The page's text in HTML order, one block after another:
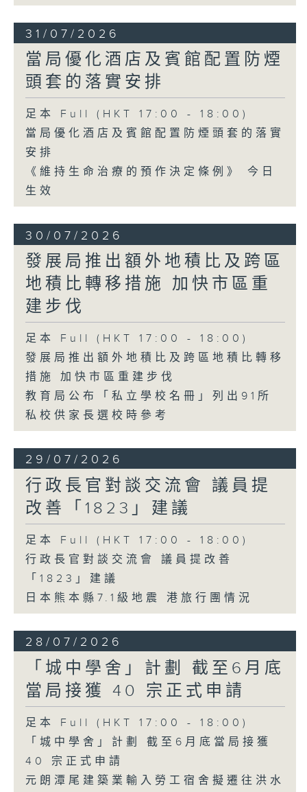
31/07/2026
當局優化酒店及賓館配置防煙
頭套的落實安排
足本 Full (HKT 17:00 - 18:00)
當局優化酒店及賓館配置防煙頭套的落實
安排
《維持生命治療的預作決定條例》 今日
生效
30/07/2026
發展局推出額外地積比及跨區
地積比轉移措施 加快市區重
建步伐
足本 Full (HKT 17:00 - 18:00)
發展局推出額外地積比及跨區地積比轉移
措施 加快市區重建步伐
教育局公布「私立學校名冊」列出91所
私校供家長選校時參考
29/07/2026
行政長官對談交流會 議員提
改善「1823」建議
足本 Full (HKT 17:00 - 18:00)
行政長官對談交流會 議員提改善
「1823」建議
日本熊本縣7.1級地震 港旅行團情況
28/07/2026
「城中學舍」計劃 截至6月底
當局接獲 40 宗正式申請
足本 Full (HKT 17:00 - 18:00)
「城中學舍」計劃 截至6月底當局接獲
40 宗正式申請
元朗潭尾建築業輸入勞工宿舍擬遷往洪水